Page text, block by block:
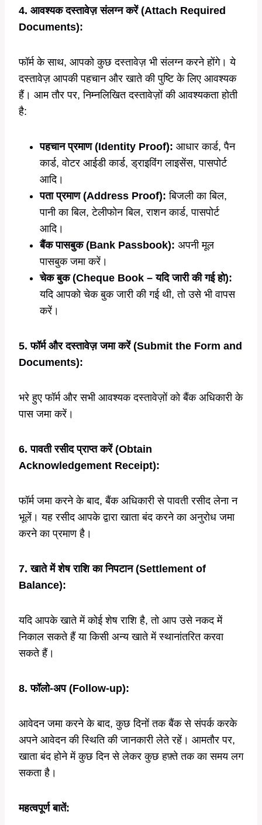
4. आवश्यक दस्तावेज़ संलग्न करें (Attach Required
Documents):
फॉर्म के साथ, आपको कुछ दस्तावेज़ भी संलग्न करने होंगे। ये
दस्तावेज़ आपकी पहचान और खाते की पुष्टि के लिए आवश्यक
हैं। आम तौर पर, निम्नलिखित दस्तावेज़ों की आवश्यकता होती
है:
पहचान प्रमाण (Identity Proof): आधार कार्ड, पैन
कार्ड, वोटर आईडी कार्ड, ड्राइविंग लाइसेंस, पासपोर्ट
आदि।
पता प्रमाण (Address Proof): बिजली का बिल,
पानी का बिल, टेलीफोन बिल, राशन कार्ड, पासपोर्ट
आदि।
बैंक पासबुक (Bank Passbook): अपनी मूल
पासबुक जमा करें।
चेक बुक (Cheque Book – यदि जारी की गई हो):
यदि आपको चेक बुक जारी की गई थी, तो उसे भी वापस
करें।
5. फॉर्म और दस्तावेज़ जमा करें (Submit the Form and
Documents):
भरे हुए फॉर्म और सभी आवश्यक दस्तावेज़ों को बैंक अधिकारी के
पास जमा करें।
6. पावती रसीद प्राप्त करें (Obtain
Acknowledgement Receipt):
फॉर्म जमा करने के बाद, बैंक अधिकारी से पावती रसीद लेना न
भूलें। यह रसीद आपके द्वारा खाता बंद करने का अनुरोध जमा
करने का प्रमाण है।
7. खाते में शेष राशि का निपटान (Settlement of
Balance):
यदि आपके खाते में कोई शेष राशि है, तो आप उसे नकद में
निकाल सकते हैं या किसी अन्य खाते में स्थानांतरित करवा
सकते हैं।
8. फॉलो-अप (Follow-up):
आवेदन जमा करने के बाद, कुछ दिनों तक बैंक से संपर्क करके
अपने आवेदन की स्थिति की जानकारी लेते रहें। आमतौर पर,
खाता बंद होने में कुछ दिन से लेकर कुछ हफ़्ते तक का समय लग
सकता है।
महत्वपूर्ण बातें: